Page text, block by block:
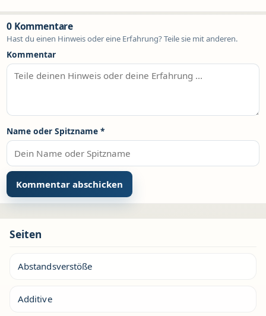
0 Kommentare
Hast du einen Hinweis oder eine Erfahrung? Teile sie mit anderen.
Kommentar
Name oder Spitzname *
Seiten
Abstandsverstöße
Additive